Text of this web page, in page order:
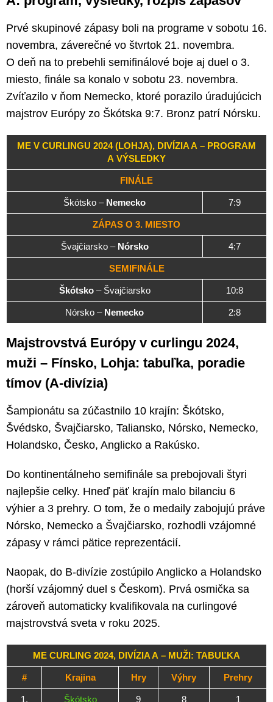
Prvé skupinové zápasy boli na programe v sobotu 16.
novembra, záverečné vo štvrtok 21. novembra.
O deň na to prebehli semifinálové boje aj duel o 3.
miesto, finále sa konalo v sobotu 23. novembra.
Zvíťazilo v ňom Nemecko, ktoré porazilo úradujúcich
majstrov Európy zo Škótska 9:7. Bronz patrí Nórsku.
ME V CURLINGU 2024 (LOHJA), DIVÍZIA A – PROGRAM
A VÝSLEDKY
FINÁLE
Škótsko – Nemecko 7:9
ZÁPAS O 3. MIESTO
Švajčiarsko – Nórsko 4:7
SEMIFINÁLE
Škótsko– Švajčiarsko 10:8
Nórsko – Nemecko 2:8
Majstrovstvá Európy v curlingu 2024,
muži – Fínsko, Lohja: tabuľka, poradie
tímov (A-divízia)
Šampionátu sa zúčastnilo 10 krajín: Škótsko,
Švédsko, Švajčiarsko, Taliansko, Nórsko, Nemecko,
Holandsko, Česko, Anglicko a Rakúsko.
Do kontinentálneho semifinále sa prebojovali štyri
najlepšie celky. Hneď päť krajín malo bilanciu 6
výhier a 3 prehry. O tom, že o medaily zabojujú práve
Nórsko, Nemecko a Švajčiarsko, rozhodli vzájomné
zápasy v rámci pätice reprezentácií.
Naopak, do B-divízie zostúpilo Anglicko a Holandsko
(horší vzájomný duel s Českom). Prvá osmička sa
zároveň automaticky kvalifikovala na curlingové
majstrovstvá sveta v roku 2025.
ME CURLING 2024, DIVÍZIA A – MUŽI: TABUĽKA
# Krajina Hry Výhry Prehry
1. Škótsko 9 8 1